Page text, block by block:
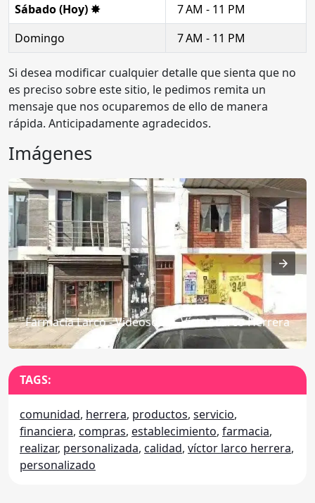
Sábado (Hoy) ✸
7 AM - 11 PM
Domingo
7 AM - 11 PM
Si desea modificar cualquier detalle que sienta que no
es preciso sobre este sitio, le pedimos remita un
mensaje que nos ocuparemos de ello de manera
rápida. Anticipadamente agradecidos.
Imágenes
Farmacia Larco - Videosdeg - Víctor Larco Herrera
TAGS:
comunidad, herrera, productos, servicio,
financiera, compras, establecimiento, farmacia,
realizar, personalizada, calidad, víctor larco herrera,
personalizado